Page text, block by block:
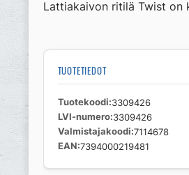
Lattiakaivon ritilä Twist on
TUOTETIEDOT
Tuotekoodi 3309426
LVI-numero 3309426
Valmistajakoodi 7114678
EAN 7394000219481